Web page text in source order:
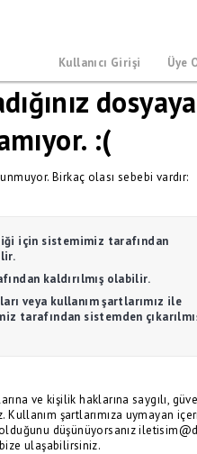
Kullanıcı Girişi Üye
dosyaya
:(
Birkaç olası sebebi vardır:
için sistemimiz tarafından
kaldırılmış olabilir.
veya kullanım şartlarımız ile
tarafından sistemden
ve kişilik haklarına saygılı,
Kullanım şartlarımıza uymayan
düşünüyorsanız
ulaşabilirsiniz.